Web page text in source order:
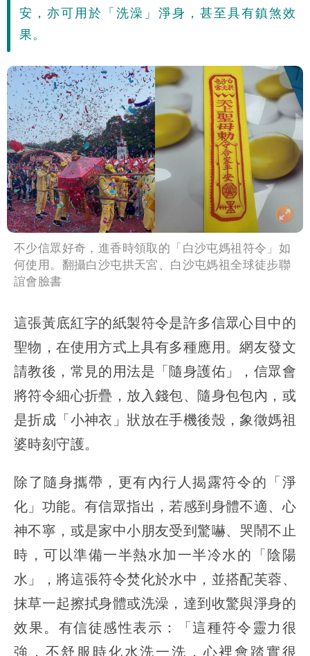
錯有那麼難嗎？
颱風相當有感！海警持續到明晨 北部風
像」 憤怒發聲：已截圖
最新風雨預測！今天「9地區」達停班課
標準
姜厚任自爆「和女友前夫是好友」 駁斥
小三傳言：你在講三小？
安，亦可用於「洗澡」淨身，甚至具有鎮煞效
果。
不少信眾好奇，進香時領取的「白沙屯媽祖符令」如
何使用。翻攝白沙屯拱天宮、白沙屯媽祖全球徒步聯
誼會臉書
這張黃底紅字的紙製符令是許多信眾心目中的
聖物，在使用方式上具有多種應用。網友發文
請教後，常見的用法是「隨身護佑」，信眾會
將符令細心折疊，放入錢包、隨身包包內，或
是折成「小神衣」狀放在手機後殼，象徵媽祖
婆時刻守護。
除了隨身攜帶，更有內行人揭露符令的「淨
化」功能。有信眾指出，若感到身體不適、心
神不寧，或是家中小朋友受到驚嚇、哭鬧不止
時，可以準備一半熱水加一半冷水的「陰陽
水」，將這張符令焚化於水中，並搭配芙蓉、
抹草一起擦拭身體或洗澡，達到收驚與淨身的
效果。有信徒感性表示：「這種符令靈力很
強，不舒服時化水洗一洗，心裡會踏實很